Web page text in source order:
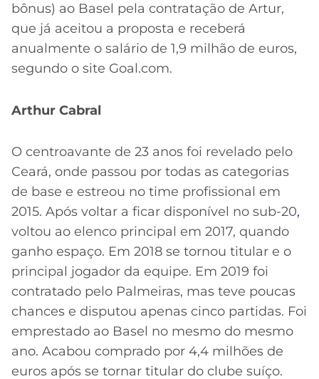
bônus) ao Basel pela contratação de Artur,
que já aceitou a proposta e receberá
anualmente o salário de 1,9 milhão de euros,
segundo o site Goal.com.
Arthur Cabral
O centroavante de 23 anos foi revelado pelo
Ceará, onde passou por todas as categorias
de base e estreou no time profissional em
2015. Após voltar a ficar disponível no sub-20,
voltou ao elenco principal em 2017, quando
ganho espaço. Em 2018 se tornou titular e o
principal jogador da equipe. Em 2019 foi
contratado pelo Palmeiras, mas teve poucas
chances e disputou apenas cinco partidas. Foi
emprestado ao Basel no mesmo do mesmo
ano. Acabou comprado por 4,4 milhões de
euros após se tornar titular do clube suíço.